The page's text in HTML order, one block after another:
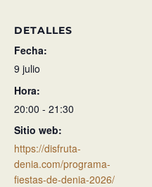
DETALLES
Fecha:
9 julio
Hora:
20:00 - 21:30
Sitio web:
https://disfruta-
denia.com/programa-
fiestas-de-denia-2026/